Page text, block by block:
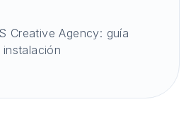
Creative Agency: guía